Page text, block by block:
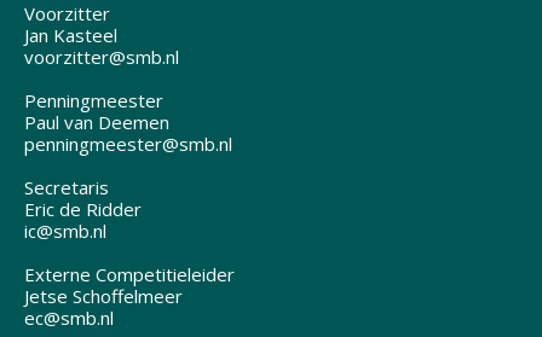
Voorzitter
Jan Kasteel
voorzitter@smb.nl
Penningmeester
Paul van Deemen
penningmeester@smb.nl
Secretaris
Eric de Ridder
ic@smb.nl
Externe Competitieleider
Jetse Schoffelmeer
ec@smb.nl